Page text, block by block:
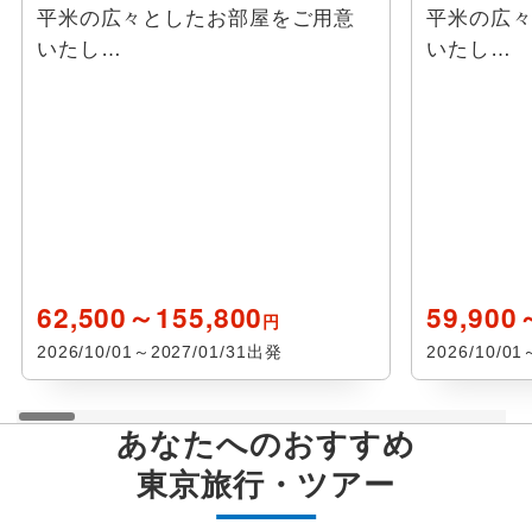
平米の広々としたお部屋をご用意
いたし…
62,500～155,800円
2026/10/01～2027/01/31出発
平米の広
いたし…
59,900
2026/10/01
あなたへのおすすめ
東京旅行・ツアー